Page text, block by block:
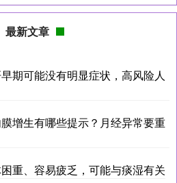
最新文章
期可能没有明显症状，高风险人
增生有哪些提示？月经异常要重
重、容易疲乏，可能与痰湿有关